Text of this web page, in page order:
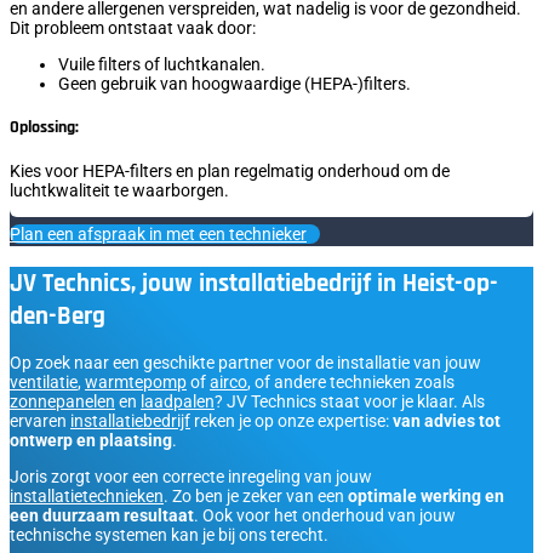
en andere allergenen verspreiden, wat nadelig is voor de gezondheid.
Dit probleem ontstaat vaak door:
Vuile filters of luchtkanalen.
Geen gebruik van hoogwaardige (HEPA-)filters.
Oplossing:
Kies voor HEPA-filters en plan regelmatig onderhoud om de
luchtkwaliteit te waarborgen.
Plan een afspraak in met een technieker
JV Technics, jouw installatiebedrijf in Heist-op-
den-Berg
Op zoek naar een geschikte partner voor de installatie van jouw
ventilatie,warmtepompofairco, of andere technieken zoals
zonnepanelen en laadpalen? JV Technics staat voor je klaar. Als
ervaren installatiebedrijf reken je op onze expertise:van advies tot
ontwerp en plaatsing.
Joris zorgt voor een correcte inregeling van jouw
installatietechnieken. Zo ben je zeker van een optimale werking en
een duurzaam resultaat. Ook voor het onderhoud van jouw
technische systemen kan je bij ons terecht.